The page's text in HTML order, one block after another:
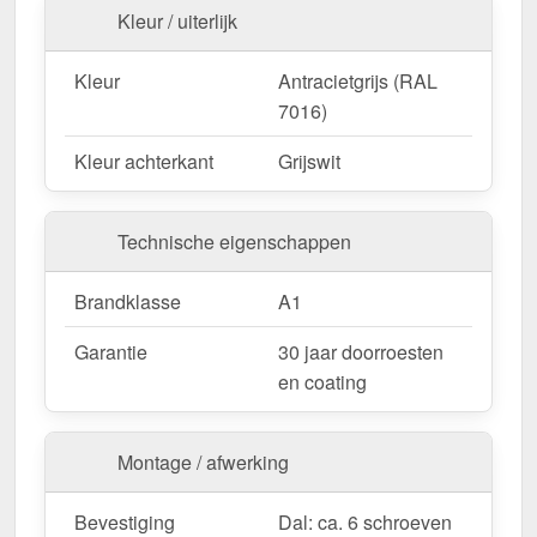
Ideaal voor de volgende toepassingen:
Renovaties & nieuwbouw– Universele
wandbekleding voor nieuwe en bestaande
gebouwen.
Garages, schuren & tuinhuisjes
Weerbestendige oplossing voor particuliere
Werkplaatsen & productiefaciliteiten
gemakkelijk schoon te maken.
Magazijnen, machine- & industriële hallen
Bestendige geveloplossing met een lange
Stallen & agrarische gebouwen–
Weerbestendig tegen wind en regen.
Kleur / uiterlijk
Kleur
Antracietgrijs (RAL
7016)
Kleur achterkant
Grijswit
Technische eigenschappen
Brandklasse
A1
Garantie
30 jaar doorroesten
en coating
Montage / afwerking
Bevestiging Dal: ca. 6 schroeven